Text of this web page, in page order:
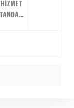
HIZMET
STANDARTLARI